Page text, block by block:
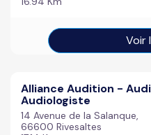
Voir
Alliance Audition -
Audiologiste
14 Avenue de la Salanque,
66600 Rivesaltes